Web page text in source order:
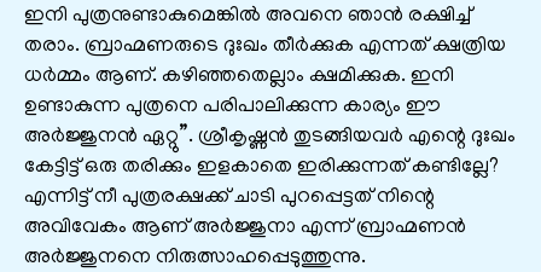
ഇനി പുത്രനുണ്ടാകുമെങ്കില്‍ അവനെ ഞാന്‍ രക്ഷിച്ച്‌
തരാം. ബ്രാഹ്മണരുടെ ദുഃഖം തീര്‍ക്കുക എന്നത്‌ ക്ഷത്രിയ
ധര്‍മ്മം ആണ്‌. കഴിഞ്ഞതെല്ലാം ക്ഷമിക്കുക. ഇനി
ഉണ്ടാകുന്ന പുത്രനെ പരിപാലിക്കുന്ന കാര്യം ഈ
അര്‍ജ്ജുനന്‍ ഏറ്റു”. ശ്രീകൃഷ്ണന്‍ തുടങ്ങിയവര്‍ എന്റെ ദുഃഖം
കേട്ടിട്ട്‌ ഒരു തരിക്കും ഇളകാതെ ഇരിക്കുന്നത്‌ കണ്ടില്ലേ?
എന്നിട്ട്‌ നീ പുത്രരക്ഷക്ക്‌ ചാടി പുറപ്പെട്ടത്‌ നിന്റെ
അവിവേകം ആണ്‌ അര്‍ജ്ജുനാ എന്ന് ബ്രാഹ്മണന്‍
അര്‍ജ്ജുനനെ നിരുത്സാഹപ്പെടുത്തുന്നു.